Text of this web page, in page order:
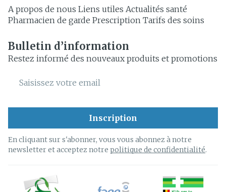
A propos de nous Liens utiles Actualités santé
Pharmacien de garde Prescription Tarifs des soins
Bulletin d’information
Restez informé des nouveaux produits et promotions
Adresse mail
Inscription
En cliquant sur s'abonner, vous vous abonnez à notre
newsletter et acceptez notre politique de confidentialité.